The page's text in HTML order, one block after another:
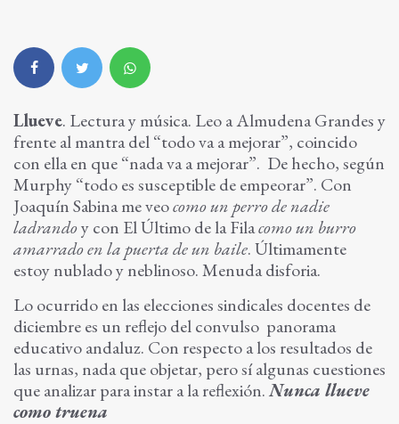
Llueve. Lectura y música. Leo a Almudena Grandes y
frente al mantra del “todo va a mejorar”, coincido
con ella en que “nada va a mejorar”. De hecho, según
Murphy “todo es susceptible de empeorar”. Con
Joaquín Sabina me veocomo un perro de nadie
ladrandoy con El Último de la Filacomo un burro
amarrado en la puerta de un baile. Últimamente
estoy nublado y neblinoso. Menuda disforia.
Lo ocurrido en las elecciones sindicales docentes de
diciembre es un reflejo del convulso panorama
educativo andaluz. Con respecto a los resultados de
las urnas, nada que objetar, pero sí algunas cuestiones
que analizar para instar a la reflexión.Nunca llueve
como truena